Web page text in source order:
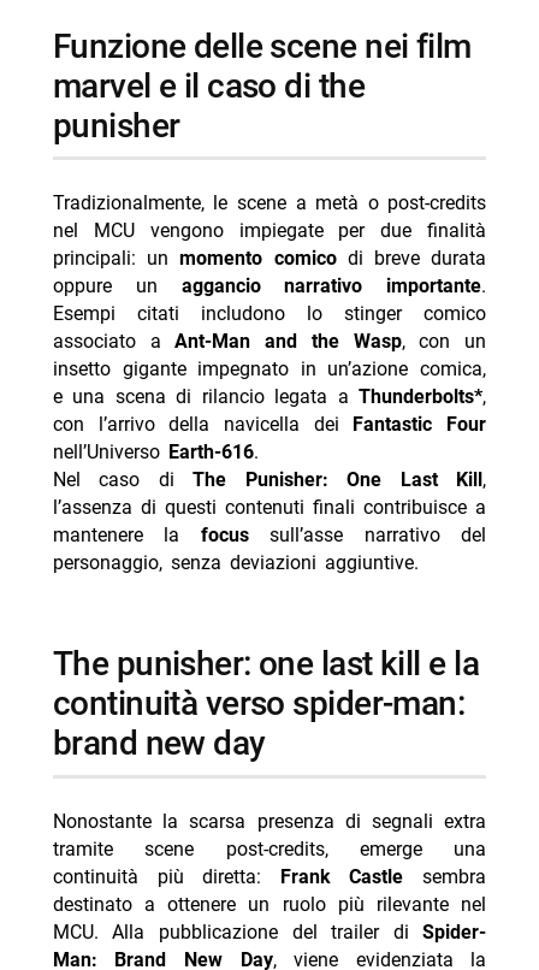
funzione delle scene nei film
marvel e il caso di the
punisher
Tradizionalmente, le scene a metà o post-credits
nel MCU vengono impiegate per due finalità
principali: unmomento comicodi breve durata
oppure un aggancio narrativo importante.
Esempi citati includono lo stinger comico
associato aAnt-Man and the Wasp, con un
insetto gigante impegnato in un’azione comica,
e una scena di rilancio legata aThunderbolts*,
con l’arrivo della navicella dei
Fantastic Four
nell’Universo Earth-616.
Nel caso diThe Punisher: One Last Kill ,
l’assenza di questi contenuti finali contribuisce a
mantenere la focussull’asse narrativo del
personaggio, senza deviazioni aggiuntive.
the punisher: one last kill e la
continuità verso spider-man:
brand new day
Nonostante la scarsa presenza di segnali extra
tramite scene post-credits, emerge una
continuità più diretta: Frank Castle sembra
destinato a ottenere un ruolo più rilevante nel
MCU. Alla pubblicazione del trailer diSpider-
Man: Brand New Day, viene evidenziata la